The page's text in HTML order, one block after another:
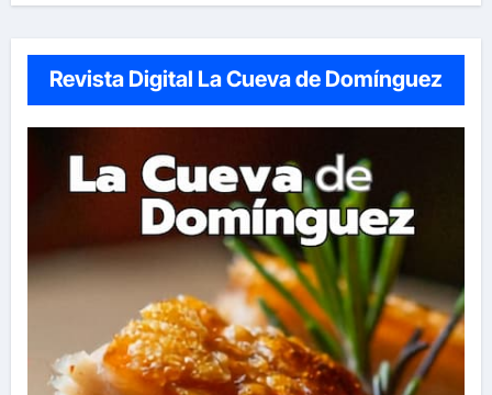
Revista Digital La Cueva de Domínguez